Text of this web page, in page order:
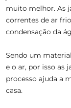
muito melhor. As
correntes de ar
condensação da
Sendo um
e o ar, por isso as
processo ajuda a
casa.